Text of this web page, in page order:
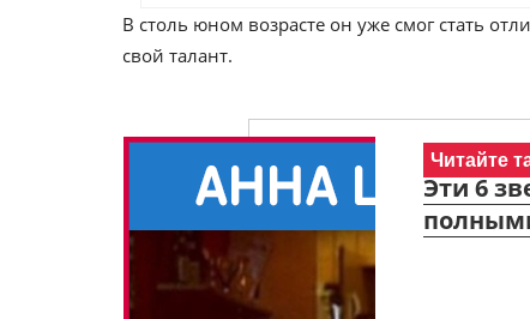
В столь юном возрасте он уже смог стать
свой талант.
Читайте
Эти 6